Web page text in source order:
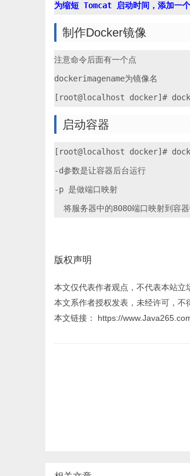
制作Docker镜像
注意命令后面有一个点
dockerimagename为镜像名
启动容器
[root@localhost docker]#
-d参数是让容器后台运行
-p 是做端口映射
版权声明
本文仅代表作者观点，不代表本站立
本文系作者授权发表，未经许可，不
本文链接： https://